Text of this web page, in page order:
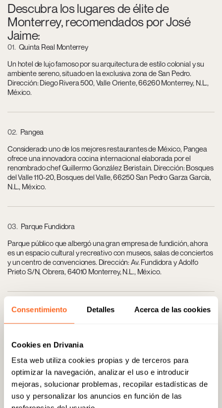
Consentimiento Detalles Acerca de las cookies
Cookies en Drivania
Esta web utiliza cookies propias y de terceros para
optimizar la navegación, analizar el uso e introducir
mejoras, solucionar problemas, recopilar estadísticas de
uso y personalizar los anuncios en función de las
Descubra los lugares de élite de
Monterrey, recomendados por José
Jaime:
01 Quinta Real Monterrey
Un hotel de lujo famoso por su arquitectura de estilo colonial y su
ambiente sereno, situado en la exclusiva zona de San Pedro.
Dirección: Diego Rivera 500, Valle Oriente, 66260 Monterrey, N.L.,
México.
02 Pangea
Considerado uno de los mejores restaurantes de México, Pangea
ofrece una innovadora cocina internacional elaborada por el
renombrado chef Guillermo González Beristain. Dirección: Bosques
del Valle 110-20, Bosques del Valle, 66250 San Pedro Garza García,
N.L., México.
03
Parque Fundidora
Parque público que albergó una gran empresa de fundición, ahora
es un espacio cultural y recreativo con museos, salas de conciertos
y un centro de convenciones. Dirección: Av. Fundidora y Adolfo
Prieto S/N, Obrera, 64010 Monterrey, N.L., México.
04 Fashion Drive
distrito de Valle Oriente. Dirección: Av. Diego Rivera 1000, Valle
Oriente, 66269 San Pedro Garza García, N.L., México.
05 La Torrada